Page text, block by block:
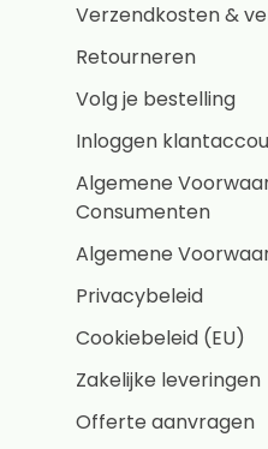
Verzendkosten &
Retourneren
Volg je bestelling
Inloggen
Algemene
Consumenten
Algemene
Privacybeleid
Cookiebeleid (EU)
Zakelijke leveringen
Offerte aanvragen